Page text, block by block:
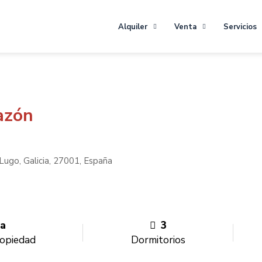
Alquiler Venta Servicios
Galicia, 27001, España
3
Dormitorios